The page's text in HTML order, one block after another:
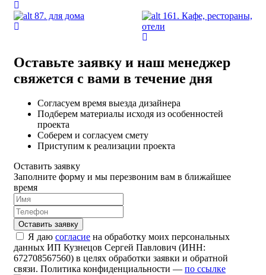
87. для дома
161. Кафе, рестораны,
отели
Оставьте заявку и наш менеджер
свяжется с вами в течение дня
Согласуем время выезда дизайнера
Подберем материалы исходя из особенностей
проекта
Соберем и согласуем смету
Приступим к реализации проекта
Оставить заявку
Заполните форму и мы перезвоним вам в ближайшее
время
Я даю согласие на обработку моих персональных
данных ИП Кузнецов Сергей Павлович (ИНН:
672708567560) в целях обработки заявки и обратной
связи. Политика конфиденциальности — по ссылке